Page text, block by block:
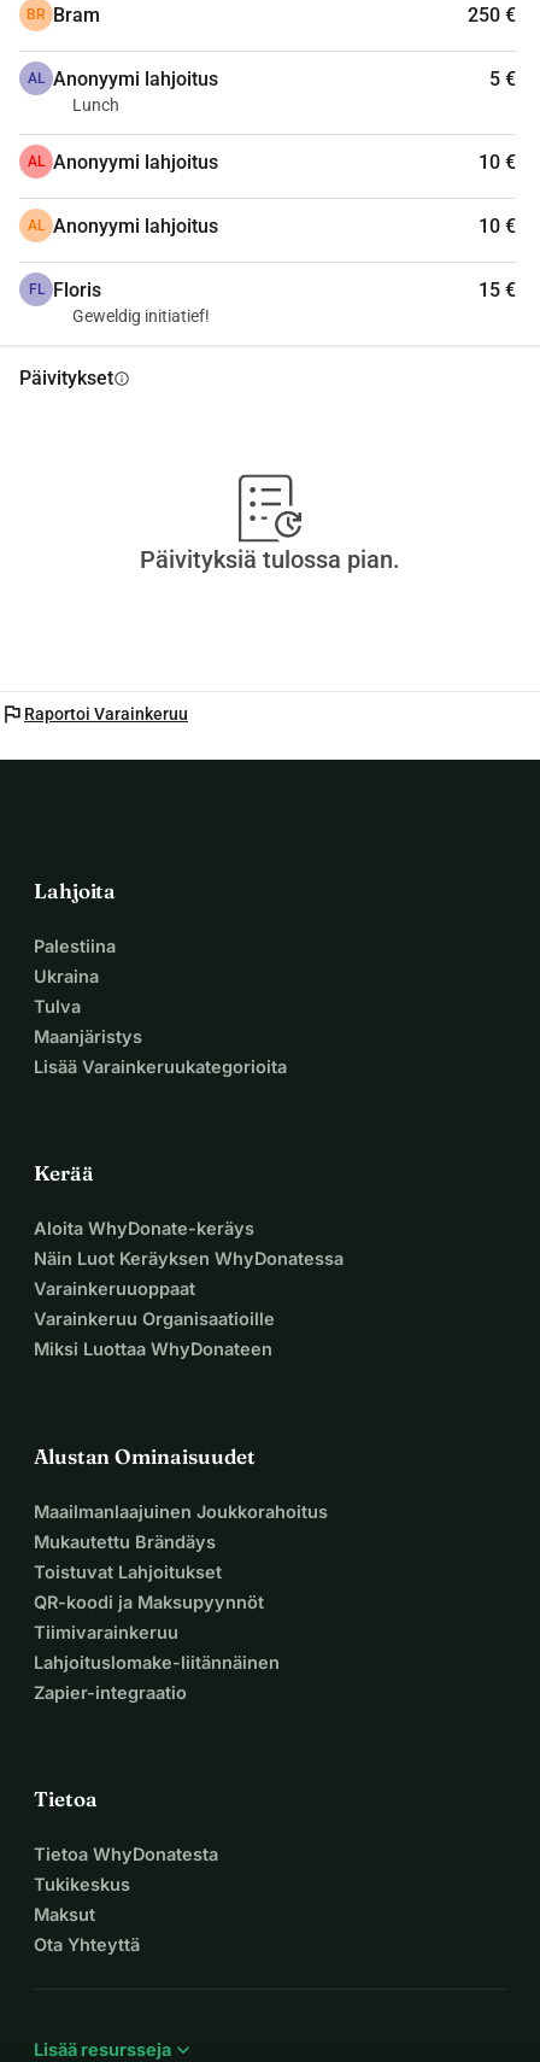
BR Bram 250 €
AL Anonyymi lahjoitus 5 €
Lunch
AL Anonyymi lahjoitus 10 €
AL Anonyymi lahjoitus 10 €
FL Floris 15 €
Geweldig initiatief!
Päivityksetinfo
Päivityksiä tulossa pian.
flag Raportoi Varainkeruu
Lahjoita
Palestiina
Ukraina
Tulva
Maanjäristys
Lisää Varainkeruukategorioita
Kerää
Aloita WhyDonate-keräys
Näin Luot Keräyksen WhyDonatessa
Varainkeruuoppaat
Varainkeruu Organisaatioille
Miksi Luottaa WhyDonateen
Alustan Ominaisuudet
Maailmanlaajuinen Joukkorahoitus
Mukautettu Brändäys
Toistuvat Lahjoitukset
QR-koodi ja Maksupyynnöt
Tiimivarainkeruu
Lahjoituslomake-liitännäinen
Zapier-integraatio
Tietoa
Tietoa WhyDonatesta
Tukikeskus
Maksut
Ota Yhteyttä
Lisää resursseja expand_more